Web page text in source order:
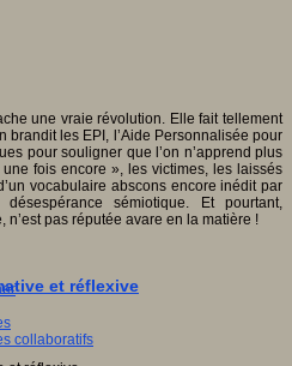
collaboratifs
une vraie révolution. Elle fait tellement
brandit les EPI, l’Aide Personnalisée pour
pour souligner que l’on n’apprend plus
fois encore », les victimes, les laissés
vocabulaire abscons encore inédit par
sémiotique. Et pourtant,
n’est pas réputée avare en la matière !
et réflexive